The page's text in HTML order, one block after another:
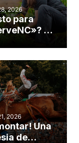
2026
para
4
de Dios
la
2026
Una
de